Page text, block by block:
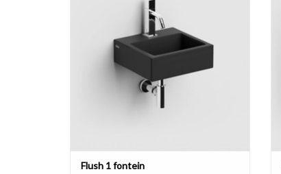
Flush 1 fontein